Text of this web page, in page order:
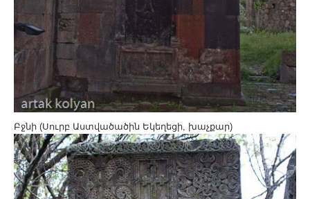
Բջնի (Սուրբ Աստվածածին Եկեղեցի, խաչքար)